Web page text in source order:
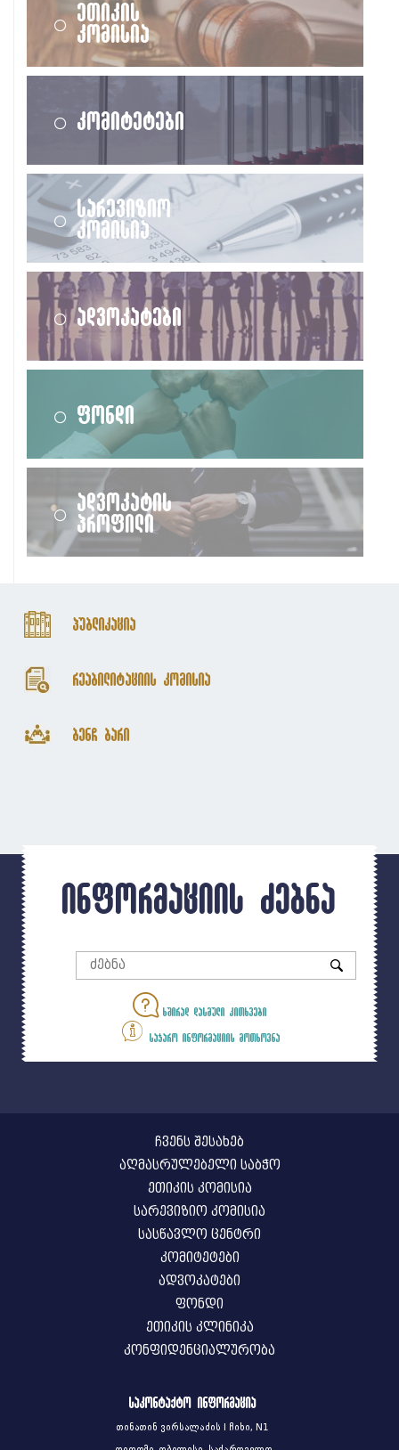
ეთიკის
კომისია
კომიტეტები
სარევიზიო
კომისია
ადვოკატები
ფონდი
ადვოკატის
პროფილი
პუბლიკაცია
რეაბილიტაციის კომისია
ბენჩ ბარი
ინფორმაციის ძებნა
ხშირად დასმული კითხვები
საჯარო ინფორმაციის მოთხოვნა
ჩვენს შესახებ
აღმასრულებელი საბჭო
ეთიკის კომისია
სარევიზიო კომისია
სასწავლო ცენტრი
კომიტეტები
ადვოკატები
ფონდი
ეთიკის კლინიკა
კონფიდენციალურობა
საკონტაქტო ინფორმაცია
თინათინ ვირსალაძის I ჩიხი, N1